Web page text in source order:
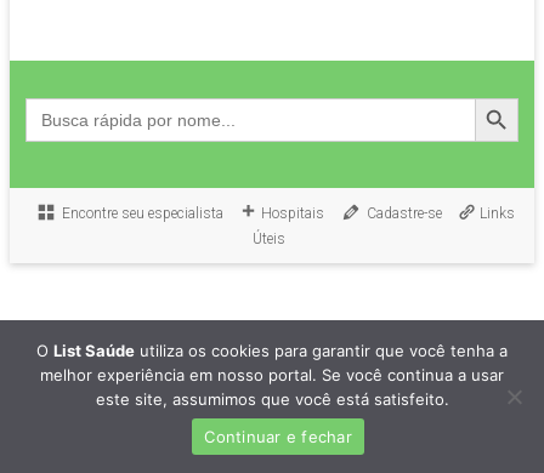
Search
for:
Search Button
Encontre seu especialista Hospitais Cadastre-se
Links
Úteis
O List Saúde utiliza os cookies para garantir que você tenha a
melhor experiência em nosso portal. Se você continua a usar
este site, assumimos que você está satisfeito.
Continuar e fechar